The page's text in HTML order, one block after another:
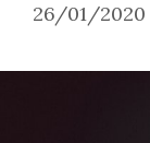
26/01/2020